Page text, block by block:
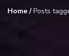
Home /Posts